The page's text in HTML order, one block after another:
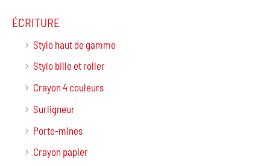
ÉCRITURE
Stylo haut de gamme
Stylo bille et roller
Crayon 4 couleurs
Surligneur
Porte-mines
Crayon papier